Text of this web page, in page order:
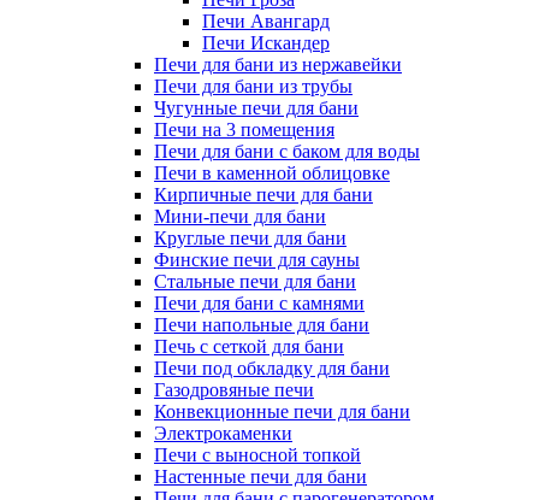
Печи Авангард
Печи Искандер
Печи для бани из нержавейки
Печи для бани из трубы
Чугунные печи для бани
Печи на 3 помещения
Печи для бани с баком для воды
Печи в каменной облицовке
Кирпичные печи для бани
Мини-печи для бани
Круглые печи для бани
Финские печи для сауны
Стальные печи для бани
Печи для бани с камнями
Печи напольные для бани
Печь с сеткой для бани
Печи под обкладку для бани
Газодровяные печи
Конвекционные печи для бани
Электрокаменки
Печи с выносной топкой
Настенные печи для бани